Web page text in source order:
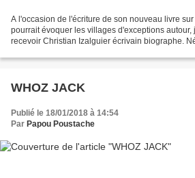
A l'occasion de l'écriture de son nouveau livre
pourrait évoquer les villages d'exceptions autour,
recevoir Christian Izalguier écrivain biographe.
WHOZ JACK
Publié le 18/01/2018 à 14:54
Par Papou Poustache